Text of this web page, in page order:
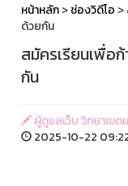
หน้าหลัก>ช่องวิดีโอ >
ด้วยกัน
สมัครเรียนเพื่อ
กัน
ผู้ดูแลเว็บ วิทยาเข
2025-10-22